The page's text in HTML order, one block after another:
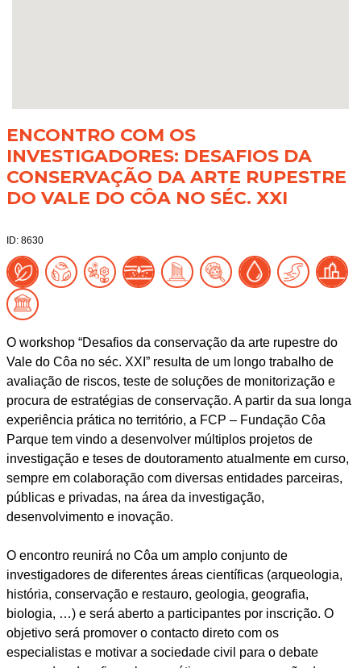
ENCONTRO COM OS
INVESTIGADORES: DESAFIOS DA
CONSERVAÇÃO DA ARTE RUPESTRE
DO VALE DO CÔA NO SÉC. XXI
ID: 8630
O workshop “Desafios da conservação da arte rupestre do
Vale do Côa no séc. XXI” resulta de um longo trabalho de
avaliação de riscos, teste de soluções de monitorização e
procura de estratégias de conservação. A partir da sua longa
experiência prática no território, a FCP – Fundação Côa
Parque tem vindo a desenvolver múltiplos projetos de
investigação e teses de doutoramento atualmente em curso,
sempre em colaboração com diversas entidades parceiras,
públicas e privadas, na área da investigação,
desenvolvimento e inovação.
O encontro reunirá no Côa um amplo conjunto de
investigadores de diferentes áreas científicas (arqueologia,
história, conservação e restauro, geologia, geografia,
biologia, …) e será aberto a participantes por inscrição. O
objetivo será promover o contacto direto com os
especialistas e motivar a sociedade civil para o debate